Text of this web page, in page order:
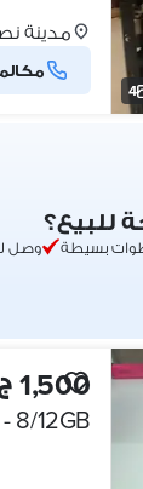
4
مدينة
للبيع؟
وصل
1,500 ج.م
8/12GB